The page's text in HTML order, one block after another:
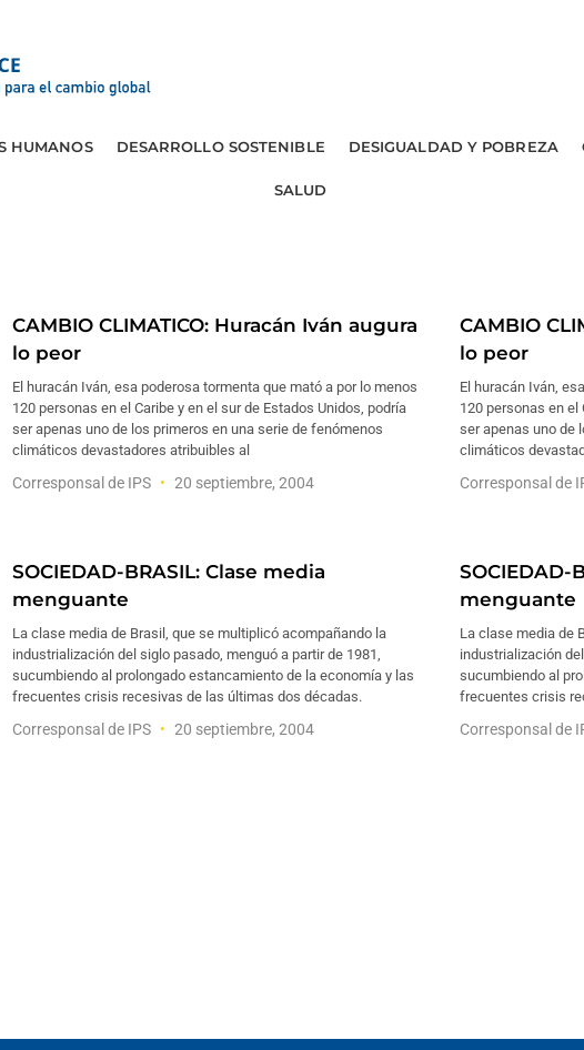
HUMANOS DESARROLLO SOSTENIBLE DESIGUALDAD Y POBREZA
SALUD
CAMBIO CLIMATICO: Huracán Iván augura
lo peor
El huracán Iván, esa poderosa tormenta que mató a por lo menos
120 personas en el Caribe y en el sur de Estados Unidos, podría
ser apenas uno de los primeros en una serie de fenómenos
climáticos devastadores atribuibles al
Corresponsal de IPS 20 septiembre, 2004
CAMBIO
lo peor
El huracán Iván,
120 personas en el
ser apenas uno de
climáticos
Corresponsal de
SOCIEDAD-BRASIL: Clase media
menguante
La clase media de Brasil, que se multiplicó acompañando la
industrialización del siglo pasado, menguó a partir de 1981,
sucumbiendo al prolongado estancamiento de la economía y las
frecuentes crisis recesivas de las últimas dos décadas.
Corresponsal de IPS 20 septiembre, 2004
SOCIEDAD-
menguante
La clase media de
industrialización
sucumbiendo al
frecuentes crisis
Corresponsal de